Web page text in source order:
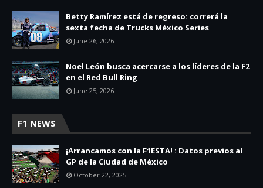
Betty Ramírez está de regreso: correrá la
sexta fecha de Trucks México Series
June 26, 2026
Noel León busca acercarse a los líderes de la F2
en el Red Bull Ring
June 25, 2026
F1 NEWS
¡Arrancamos con la F1ESTA! : Datos previos al
GP de la Ciudad de México
October 22, 2025